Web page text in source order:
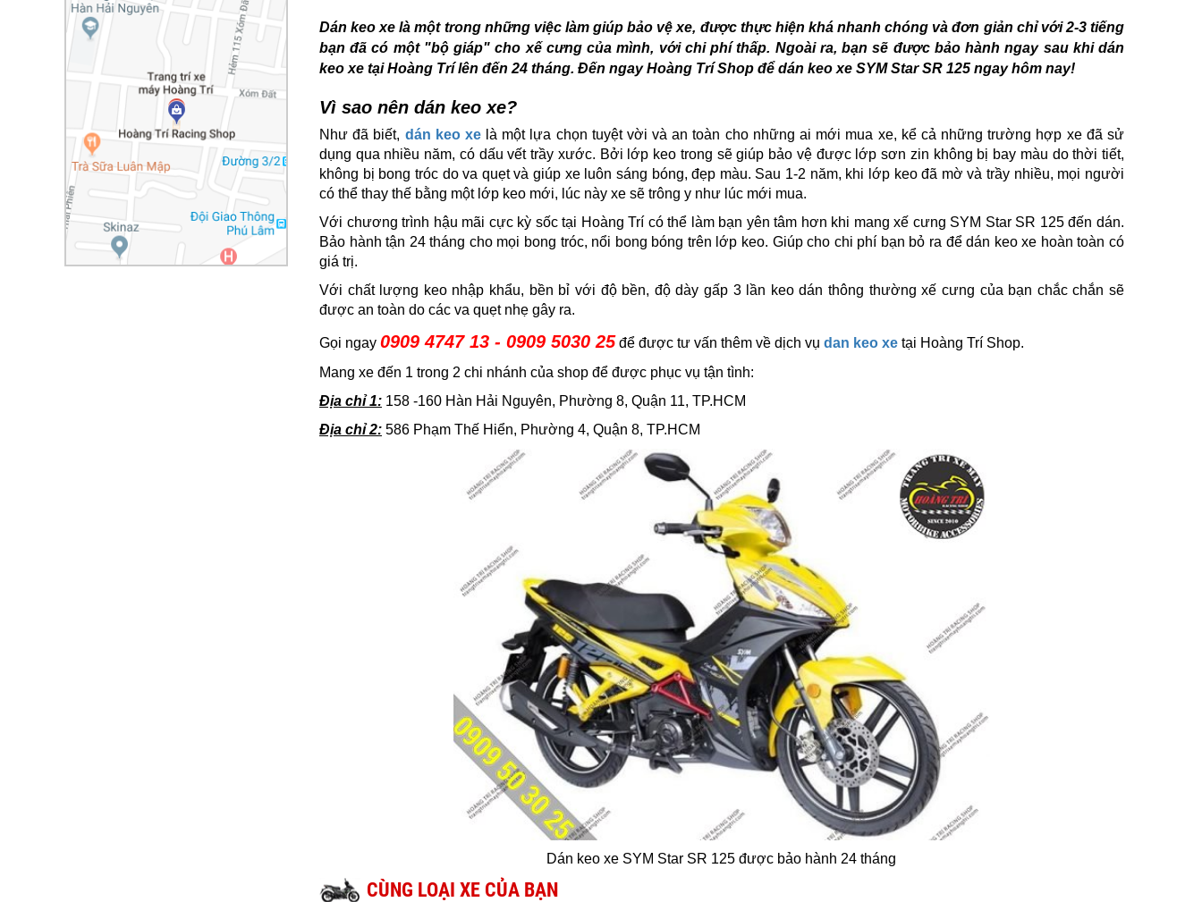
Dán keo xe là một trong những việc làm giúp bảo vệ xe, được thực hiện khá nhanh chóng và đơn giản chỉ với 2-3 tiếng
bạn đã có một "bộ giáp" cho xế cưng của mình, với chi phí thấp. Ngoài ra, bạn sẽ được bảo hành ngay sau khi dán
keo xe tại Hoàng Trí lên đến 24 tháng. Đến ngay Hoàng Trí Shop để dán keo xe SYM Star SR 125 ngay hôm nay!
Vì sao nên dán keo xe?
Như đã biết, dán keo xelà một lựa chọn tuyệt vời và an toàn cho những ai mới mua xe, kể cả những trường hợp xe đã sử
dụng qua nhiều năm, có dấu vết trầy xước. Bởi lớp keo trong sẽ giúp bảo vệ được lớp sơn zin không bị bay màu do thời tiết,
không bị bong tróc do va quẹt và giúp xe luôn sáng bóng, đẹp màu. Sau 1-2 năm, khi lớp keo đã mờ và trầy nhiều, mọi người
có thể thay thế bằng một lớp keo mới, lúc này xe sẽ trông y như lúc mới mua.
Với chương trình hậu mãi cực kỳ sốc tại Hoàng Trí có thể làm bạn yên tâm hơn khi mang xế cưng SYM Star SR 125 đến dán.
Bảo hành tận 24 tháng cho mọi bong tróc, nổi bong bóng trên lớp keo. Giúp cho chi phí bạn bỏ ra để dán keo xe hoàn toàn có
giá trị.
Với chất lượng keo nhập khẩu, bền bỉ với độ bền, độ dày gấp 3 lần keo dán thông thường xế cưng của bạn chắc chắn sẽ
được an toàn do các va quẹt nhẹ gây ra.
Gọi ngay 0909 4747 13 - 0909 5030 25để được tư vấn thêm về dịch vụ dan keo xetại Hoàng Trí Shop.
Mang xe đến 1 trong 2 chi nhánh của shop để được phục vụ tận tình:
Địa chỉ 1:158 -160 Hàn Hải Nguyên, Phường 8, Quận 11, TP.HCM
Địa chỉ 2:586 Phạm Thế Hiển, Phường 4, Quận 8, TP.HCM
Dán keo xe SYM Star SR 125 được bảo hành 24 tháng
CÙNG LOẠI XE CỦA BẠN